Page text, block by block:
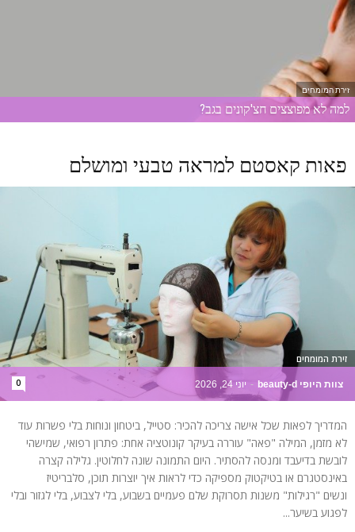
זירת המומחים
למה לא מפוצצים חצ'קונים בגב?
פאות קאסטם למראה טבעי ומושלם
צוות היופי beauty-d - יוני 24, 2026 0
זירת המומחים
המדריך לפאות שכל אישה צריכה להכיר: סטייל, ביטחון ונוחות בלי פשרות עוד
לא מזמן, המילה "פאה" עוררה בעיקר קונוטציה אחת: פתרון רפואי, שמישהי
לובשת בדיעבד ומנסה להסתיר. היום התמונה שונה לחלוטין. גלילה קצרה
באינסטגרם או בטיקטוק מספיקה כדי לראות איך יוצרות תוכן, סלבריטיז
ונשים "רגילות" משנות תסרוקת שלם פעמיים בשבוע, בלי לצבוע, בלי לגזור ובלי
לפגוע בשיער...